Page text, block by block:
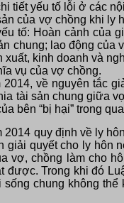
tiết yếu tố lỗi ở các
của vợ chồng khi
tố: Hoàn cảnh của
chung; lao động
kinh doanh và
vụ của vợ chồng.
về nguyên tắc
tài sản chung giữa
bên “bị hại” trong
quy định về ly
giải quyết cho ly hôn
vợ, chồng làm cho
được. Trong khi đó
sống chung không